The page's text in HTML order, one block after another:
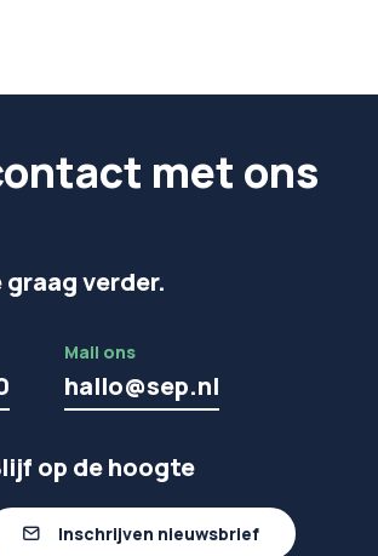
met ons
graag verder.
Mail ons
hallo@sep.nl
op de hoogte
Inschrijven nieuwsbrief